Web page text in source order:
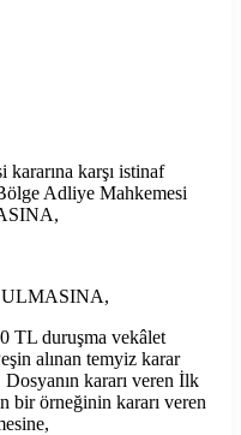
karşı istinaf
Adliye Mahkemesi
TL duruşma vekâlet
alınan temyiz karar
kararı veren İlk
bir örneğinin kararı veren